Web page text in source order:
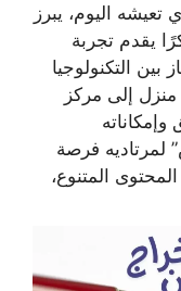
تعيشه اليوم، يبرز
يقدم تجربة
التكنولوجيا
إلى مركز
لمرتاديه فرصة
المتنوع،